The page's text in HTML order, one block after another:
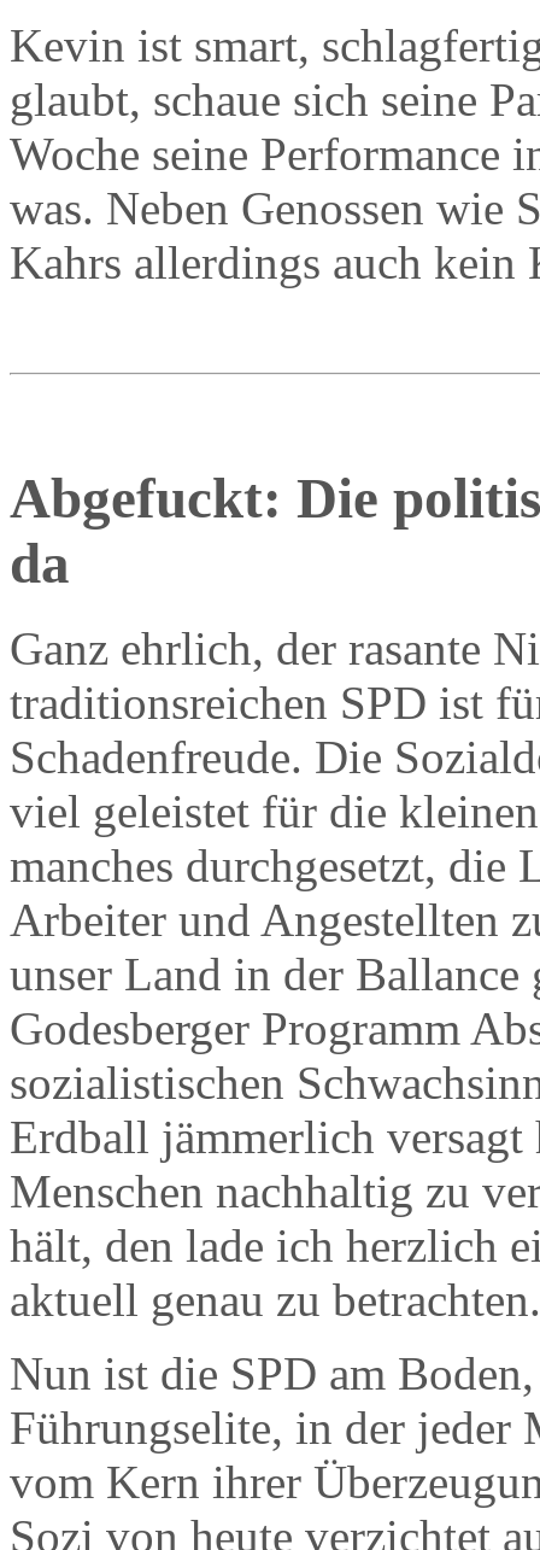
Kevin ist smart,
glaubt, schaue sich seine
Woche seine Performance
was. Neben Genossen wie
Kahrs allerdings auch
Abgefuckt: Die
da
Ganz ehrlich, der rasante
traditionsreichen SPD ist
Schadenfreude. Die
viel geleistet für die
manches durchgesetzt, die
Arbeiter und Angestellten
unser Land in der
Godesberger Programm
sozialistischen
Erdball jämmerlich versagt
Menschen nachhaltig zu
hält, den lade ich herzlich
aktuell genau zu betrachten.
Nun ist die SPD am
Führungselite, in der jeder
vom Kern ihrer
Sozi von heute verzichtet